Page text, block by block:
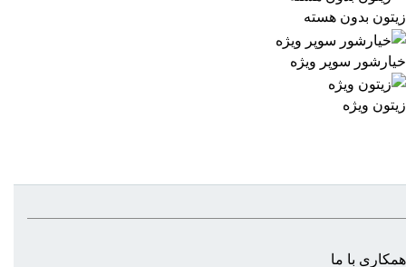
زیتون بدون هسته
خیارشور سوپر ویژه
زیتون ویژه
همکاری با ما